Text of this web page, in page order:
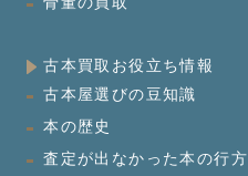
古本買取お役立ち情報
古本屋選びの豆知識
本の歴史
査定が出なかった本の行方